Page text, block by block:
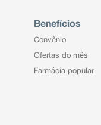
Benefícios
Convênio
Ofertas do mês
Farmácia popular